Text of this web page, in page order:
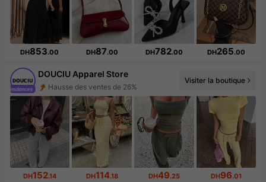
DH853.00 DH87.00 DH782.00 DH265.00
DOUCIU Apparel Store
Visiter la boutique
DH152.14 DH114.18 DH49.25 DH96.01